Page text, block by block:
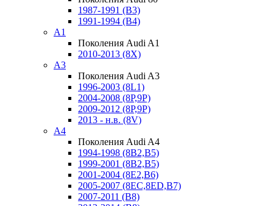
1987-1991 (B3)
1991-1994 (B4)
A1
Поколения Audi A1
2010-2013 (8X)
A3
Поколения Audi A3
1996-2003 (8L1)
2004-2008 (8P,9P)
2009-2012 (8P,9P)
2013 - н.в. (8V)
A4
Поколения Audi A4
1994-1998 (8B2,B5)
1999-2001 (8B2,B5)
2001-2004 (8E2,B6)
2005-2007 (8EC,8ED,B7)
2007-2011 (B8)